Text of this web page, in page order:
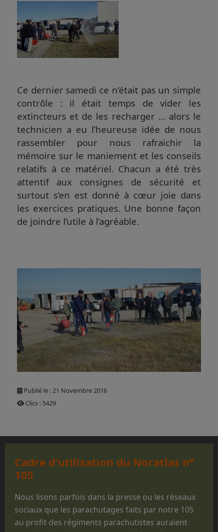
Ce dernier samedi ce n’était pas un simple
contrôle : il était temps de vider les
extincteurs et de les recharger … alors le
technicien a eu l’heureuse idée de nous
rassembler pour nous rafraichir la
mémoire sur le maniement et les conseils
relatifs à ce matériel. Chacun a été très
attentif aux consignes de sécurité et
surtout s’en est donné à cœur joie dans
les exercices pratiques. Une bonne façon
de joindre l’utile à l’agréable.
Publié le : 21 Novembre 2016
Clics : 5429
Cadre d'utilisation du Noratlas n°
105
Nous lisons parfois dans la presse ou les réseaux
sociaux que les parachutages faits par notre 105
au profit des régiments parachutistes auraient